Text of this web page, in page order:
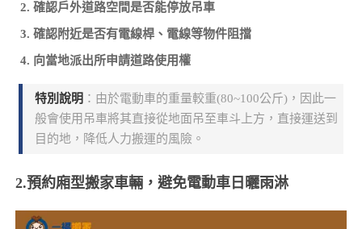
確認戶外道路空間是否能停放吊車
確認附近是否有電線桿、電線等物件阻擋
向當地派出所申請道路使用權
特別說明 ：由於電動車的重量較重(80~100公斤)，因此一
般會使用吊車將其直接從地面吊至車斗上方，直接運送到
目的地，降低人力搬運的風險。
2.預約廂型搬家車輛，避免電動車日曬雨淋